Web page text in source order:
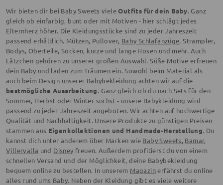
Wir bieten dir bei Baby Sweets vieleOutfits für dein Baby. Ganz
gleich ob einfarbig, bunt oder mit Motiven - hier schlägt jedes
Elternherz höher. Die Kleidungsstücke sind zu jeder Jahreszeit
passend erhältlich. Mützen, Pullover, Baby Schlafanzüge, Strampler,
Bodys, Oberteile, Socken, kurze und lange Hosen und mehr. Auch
Lätzchen gehören zu unserer großen Auswahl. Süße Motive erfreuen
dein Baby und laden zum Träumen ein. Sowohl beim Material als
auch beim Design unserer Babybekleidung achten wir auf die
bestmögliche Ausarbeitung. Ganz gleich ob du nach Sets für den
Sommer, Herbst oder Winter suchst - unsere Babykleidung wird
passend zu jeder Jahreszeit angeboten. Wir achten auf hochwertige
Qualität und Nachhaltigkeit. Unsere Produkte zu günstigen Preisen
stammen aus Eigenkollektionen und Handmade-Herstellung. Du
kannst dich unter anderem über Marken wie Baby Sweets, Bamar,
Villervalla und Disney freuen. Außerdem profitierst du von einem
schnellen Versand und der Möglichkeit, deine Babybekleidung
bequem online zu bestellen. In unserem Magazinerfährst du online
alles rund ums Baby. Neben der Kleidung gibt es viele weitere